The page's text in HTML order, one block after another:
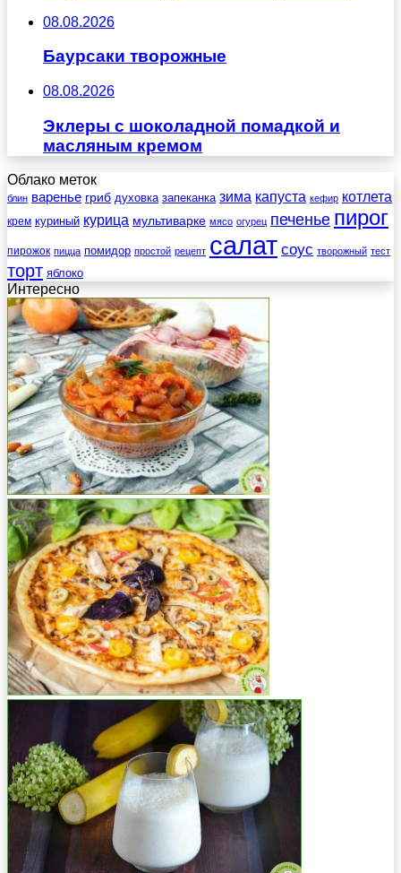
08.08.2026
Баурсаки творожные
08.08.2026
Эклеры с шоколадной помадкой и
масляным кремом
Облако меток
блин варенье гриб духовка запеканка зима капуста кефир котлета
крем куриный курица мультиварке мясо огурец печенье пирог
пирожок пицца помидор простой рецепт салат соус творожный тест
торт яблоко
Интересно